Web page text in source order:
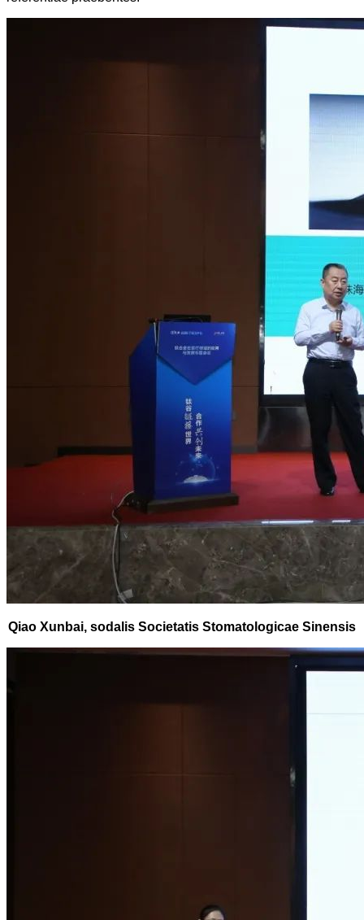
Qiao Xunbai, sodalis Societatis Stomatologicae Sinensis